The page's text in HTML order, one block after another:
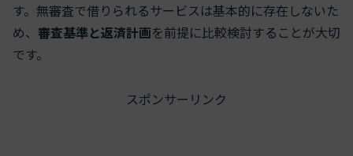
す。無審査で借りられるサービスは基本的に存在しないた
め、 審査基準と返済計画を前提に比較検討することが大切
です。
スポンサーリンク